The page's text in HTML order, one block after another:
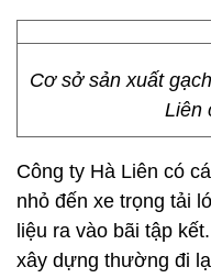
Cơ sở sản xuất
Liên
Công ty Hà Liên có
nhỏ đến xe trọng tải
liệu ra vào bãi tập
xây dựng thường đi